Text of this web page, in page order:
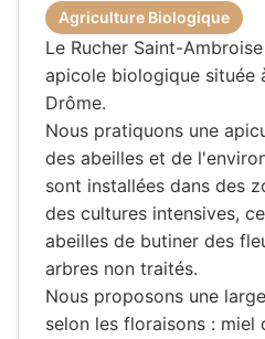
Agriculture Biologique
Le Rucher Saint-
apicole biologique située
Drôme.
Nous pratiquons une
des abeilles et de
sont installées dans des
des cultures intensives,
abeilles de butiner des
arbres non traités.
Nous proposons une
selon les floraisons : miel